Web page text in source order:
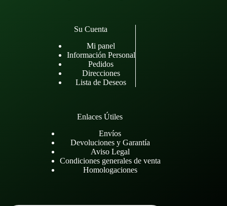
Su Cuenta
Mi panel
Información Personal
Pedidos
Direcciones
Lista de Deseos
Enlaces Útiles
Envíos
Devoluciones y Garantía
Aviso Legal
Condiciones generales de venta
Homologaciones